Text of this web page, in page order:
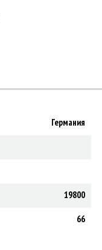
Германия
19800
66